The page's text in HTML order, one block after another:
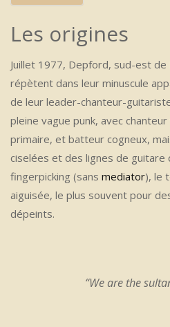
Les origines
Juillet 1977, Depford, sud-est de
répètent dans leur minuscule
de leur leader-chanteur-
pleine vague punk, avec
primaire, et batteur cogneux,
ciselées et des lignes de guitare
fingerpicking (sans mediator), le
aiguisée, le plus souvent pour
dépeints.
“We are the